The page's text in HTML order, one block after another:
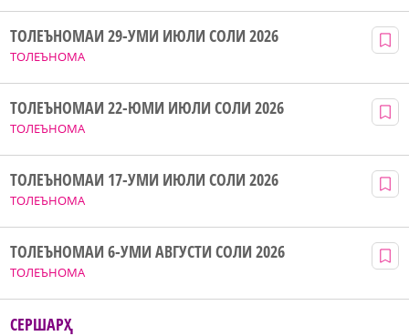
ТОЛЕЪНОМА
ТОЛЕЪНОМАИ 29-УМИ ИЮЛИ СОЛИ 2026
ТОЛЕЪНОМА
ТОЛЕЪНОМАИ 22-ЮМИ ИЮЛИ СОЛИ 2026
ТОЛЕЪНОМА
ТОЛЕЪНОМАИ 17-УМИ ИЮЛИ СОЛИ 2026
ТОЛЕЪНОМА
ТОЛЕЪНОМАИ 6-УМИ АВГУСТИ СОЛИ 2026
СЕРШАРҲ